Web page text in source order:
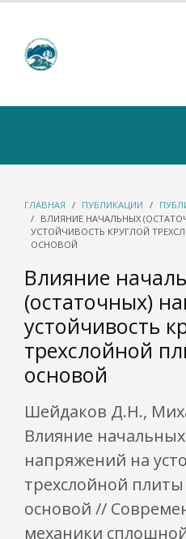
ГЛАВНАЯ ПУБЛИКАЦИИ
ВЛИЯНИЕ НАЧАЛЬНЫХ
УСТОЙЧИВОСТЬ КРУГЛОЙ
ОСНОВОЙ
Влияние
(остаточных)
устойчивость
трехслойной
основой
Шейдаков Д.Н.,
Влияние
напряжений на
трехслойной
основой //
механики